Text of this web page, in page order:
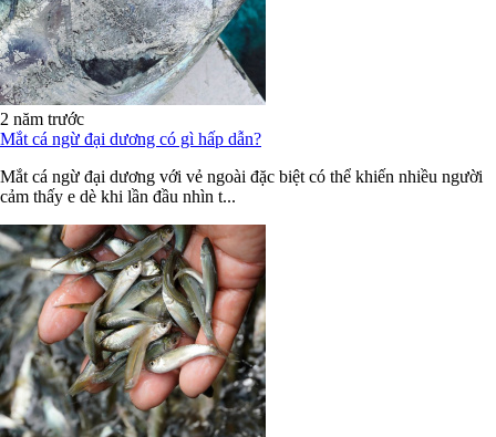
2 năm trước
Mắt cá ngừ đại dương có gì hấp dẫn?
Mắt cá ngừ đại dương với vẻ ngoài đặc biệt có thể khiến nhiều người
cảm thấy e dè khi lần đầu nhìn t...